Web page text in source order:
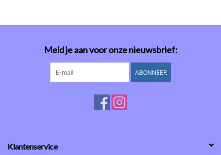
Meld je aan voor onze nieuwsbrief:
ABONNEER
Klantenservice